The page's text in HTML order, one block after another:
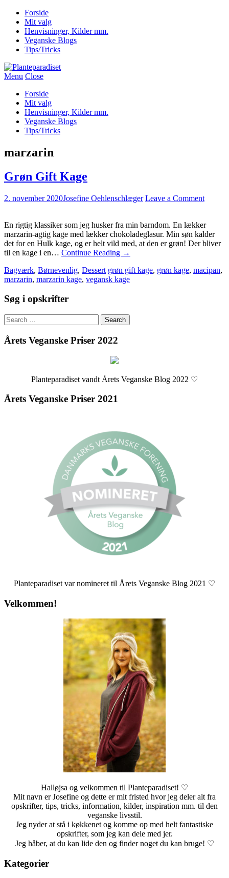
Forside
Mit valg
Henvisninger, Kilder mm.
Veganske Blogs
Tips/Tricks
Menu Close
Forside
Mit valg
Henvisninger, Kilder mm.
Veganske Blogs
Tips/Tricks
marzarin
Grøn Gift Kage
2. november 2020Josefine Oehlenschlæger Leave a Comment
En rigtig klassiker som jeg husker fra min barndom. En lækker
marzarin-agtig kage med lækker chokoladeglasur. Min søn kalder
det for en Hulk kage, og er helt vild med, at den er grøn! Der bliver
til en kage i en… Continue Reading →
Bagværk, Børnevenlig, Dessert grøn gift kage, grøn kage, macipan,
marzarin, marzarin kage, vegansk kage
Søg i opskrifter
Search
for:
Årets Veganske Priser 2022
Planteparadiset vandt Årets Veganske Blog 2022 ♡
Årets Veganske Priser 2021
Planteparadiset var nomineret til Årets Veganske Blog 2021 ♡
Velkommen!
Halløjsa og velkommen til Planteparadiset! ♡
Mit navn er Josefine og dette er mit fristed hvor jeg deler alt fra
opskrifter, tips, tricks, information, kilder, inspiration mm. til den
veganske livsstil.
Jeg nyder at stå i køkkenet og komme op med helt fantastiske
opskrifter, som jeg kan dele med jer.
Jeg håber, at du kan lide den og finder noget du kan bruge! ♡
Kategorier